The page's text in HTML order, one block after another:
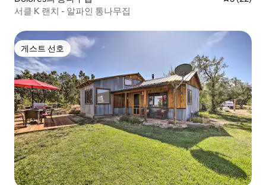
서클 K 랜치 - 알파인 통나무집
게스트 선호
게스트 선호